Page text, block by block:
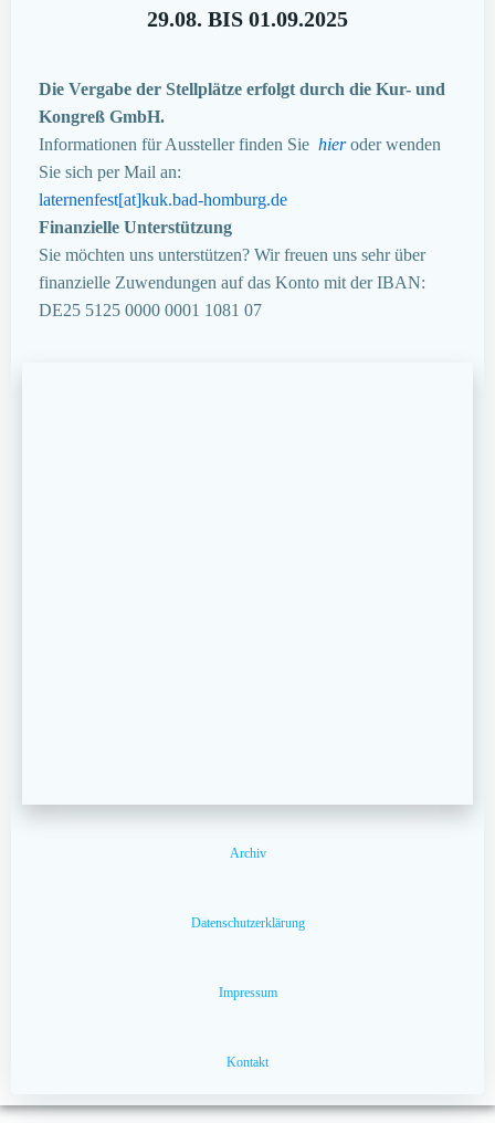
29.08. BIS 01.09.2025
Die Vergabe der Stellplätze erfolgt durch die Kur- und
Kongreß GmbH.
Informationen für Aussteller finden Sie hieroder wenden
Sie sich per Mail an:
laternenfest[at]kuk.bad-homburg.de
Finanzielle Unterstützung
Sie möchten uns unterstützen? Wir freuen uns sehr über
finanzielle Zuwendungen auf das Konto mit der IBAN:
DE25 5125 0000 0001 1081 07
Archiv
Datenschutzerklärung
Impressum
Kontakt